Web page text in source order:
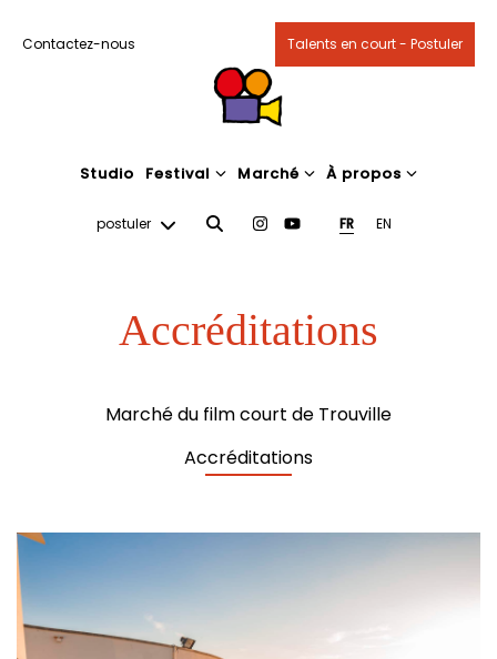
Contactez-nous Talents en court - Postuler
Studio Festival Marché À propos
postuler FR EN
Accréditations
Marché du film court de Trouville
Accréditations